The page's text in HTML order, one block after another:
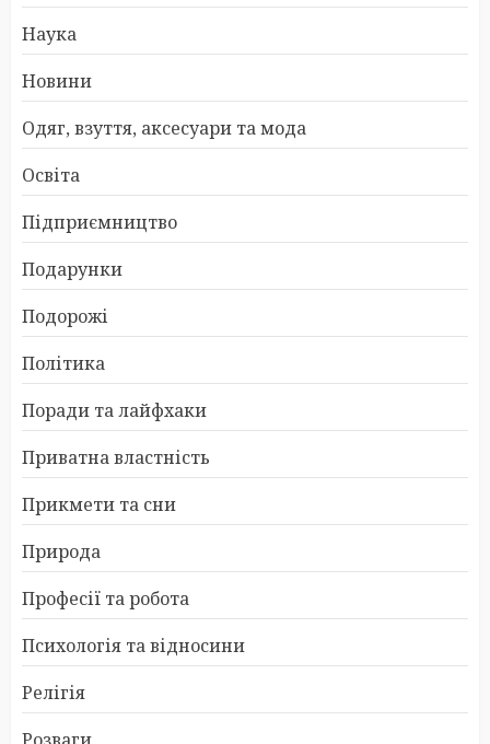
Наука
Новини
Одяг, взуття, аксесуари та мода
Освіта
Підприємництво
Подарунки
Подорожі
Політика
Поради та лайфхаки
Приватна властність
Прикмети та сни
Природа
Професії та робота
Психологія та відносини
Релігія